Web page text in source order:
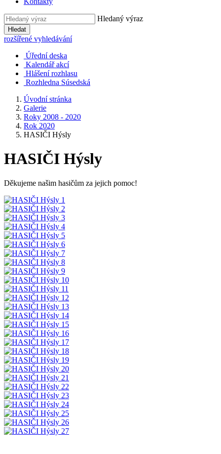
Hledaný výraz
Hledat
rozšířené vyhledávání
Úřední deska
Kalendář akcí
Hlášení rozhlasu
Rozhledna Súsedská
Úvodní stránka
Galerie
Roky 2008 - 2020
Rok 2020
HASIČI Hýsly
HASIČI Hýsly
Děkujeme našim hasičům za jejich pomoc!